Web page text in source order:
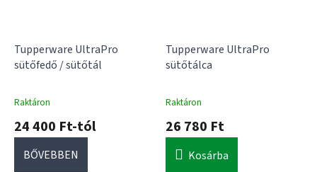
Tupperware UltraPro
sütőfedő / sütőtál
Raktáron
24 400 Ft-tól
BŐVEBBEN
Tupperware UltraPro
sütőtálca
Raktáron
26 780 Ft
Kosárba